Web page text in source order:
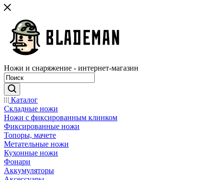
Ножи и снаряжение - интернет-магазин
Каталог
Складные ножи
Ножи с фиксированным клинком
Фиксированные ножи
Топоры, мачете
Метательные ножи
Кухонные ножи
Фонари
Аккумуляторы